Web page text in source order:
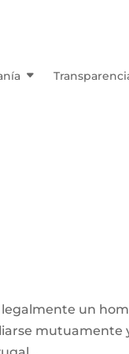
legalmente un
mutuamente